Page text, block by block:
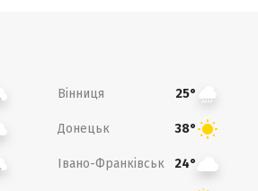
Вінниця 25°
Донецьк 38°
Івано-Франківськ 24°